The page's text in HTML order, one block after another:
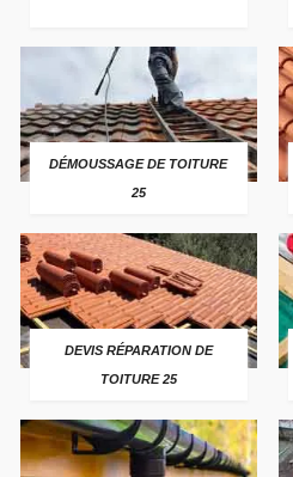
DÉMOUSSAGE DE TOITURE
25
DEVIS RÉPARATION DE
TOITURE 25